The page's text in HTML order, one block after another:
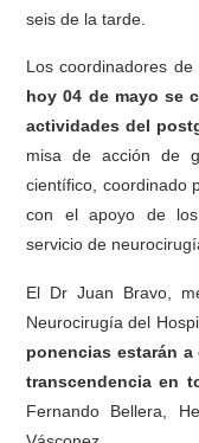
seis de la tarde.
Los coordinadores
hoy 04 de mayo se
actividades del
misa de acción de
científico, coordinado
con el apoyo de los
servicio de
El Dr Juan Bravo,
Neurocirugía del
ponencias estarán
transcendencia en
Fernando Bellera,